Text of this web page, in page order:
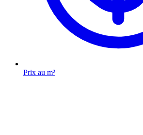
Prix au m²